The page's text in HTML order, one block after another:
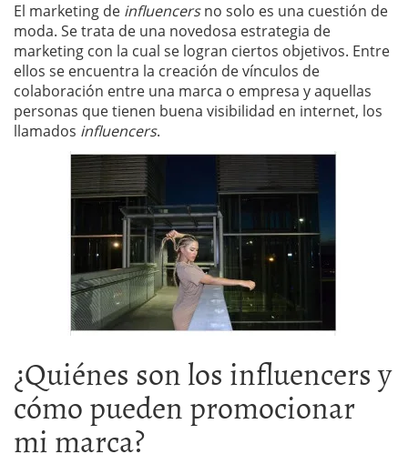
El marketing de influencersno solo es una cuestión de
moda. Se trata de una novedosa estrategia de
marketing con la cual se logran ciertos objetivos. Entre
ellos se encuentra la creación de vínculos de
colaboración entre una marca o empresa y aquellas
personas que tienen buena visibilidad en internet, los
llamados influencers.
¿Quiénes son los influencers y
cómo pueden promocionar
mi marca?